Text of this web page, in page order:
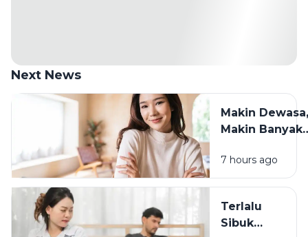
Next News
Makin Dewasa,
Makin Banyak
Cara Tetap
Waras
7 hours ago
Terlalu
Sibuk